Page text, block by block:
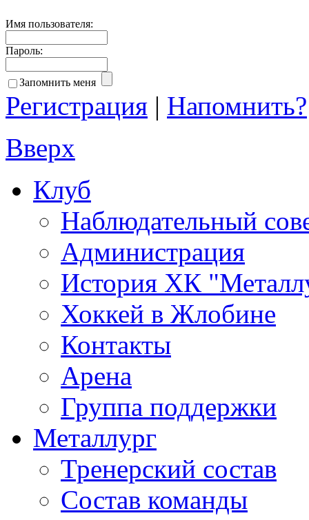
Имя пользователя:
Пароль:
Запомнить меня
Регистрация | Напомнить?
Вверх
Клуб
Наблюдательный
Администрация
История ХК
Хоккей в Жлобине
Контакты
Арена
Группа поддержки
Металлург
Тренерский состав
Состав команды